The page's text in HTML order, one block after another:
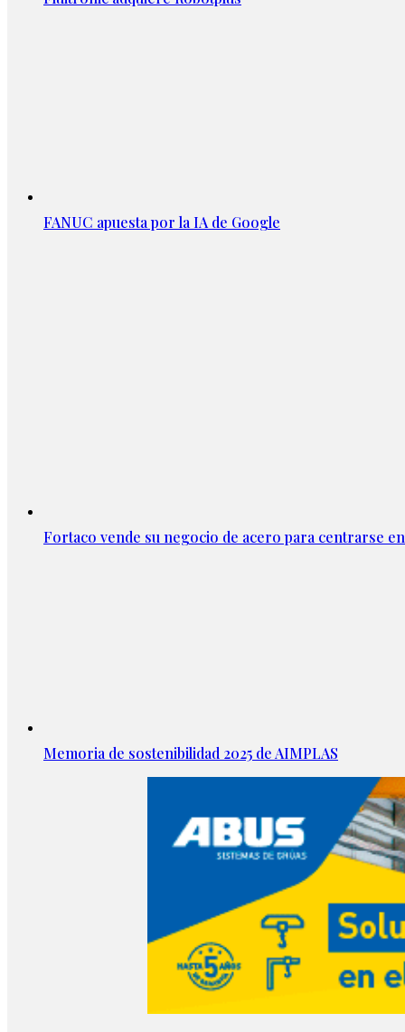
FANUC apuesta por la IA de Google
Fortaco vende su negocio de acero para centrarse
Memoria de sostenibilidad 2025 de AIMPLAS